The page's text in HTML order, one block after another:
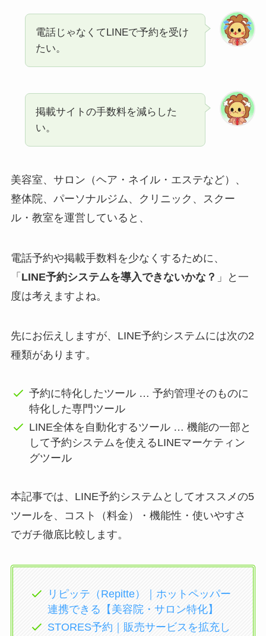
電話じゃなくてLINEで予約を受け
たい。
掲載サイトの手数料を減らした
い。
美容室、サロン（ヘア・ネイル・エステなど）、
整体院、パーソナルジム、クリニック、スクー
ル・教室を運営していると、
電話予約や掲載手数料を少なくするために、
「 LINE予約システムを導入できないかな？ 」と一
度は考えますよね。
先にお伝えしますが、LINE予約システムには次の2
種類があります。
予約に特化したツール … 予約管理そのものに
特化した専門ツール
LINE全体を自動化するツール … 機能の一部と
して予約システムを使えるLINEマーケティン
グツール
本記事では、LINE予約システムとしてオススメの5
ツールを、コスト（料金）・機能性・使いやすさ
でガチ徹底比較します。
リピッテ（Repitte）｜ホットペッパー
連携できる【美容院・サロン特化】
STORES予約｜販売サービスを拡充し